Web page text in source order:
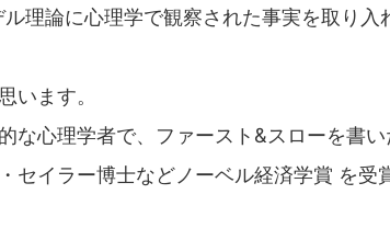
理論に心理学で観察された事実を取り入
います。
な心理学者で、ファースト&スローを書
セイラー博士などノーベル経済学賞 を受